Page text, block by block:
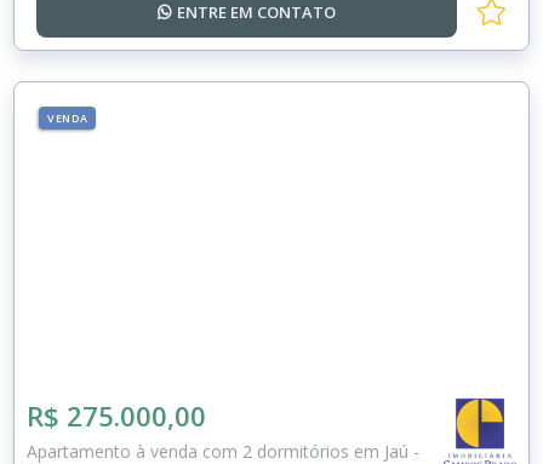
ENTRE EM CONTATO
VENDA
R$ 275.000,00
Apartamento à venda com 2 dormitórios em Jaú -